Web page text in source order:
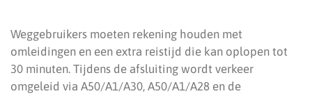
Weggebruikers moeten rekening houden met
omleidingen en een extra reistijd die kan oplopen tot
30 minuten. Tijdens de afsluiting wordt verkeer
omgeleid via A50/A1/A30, A50/A1/A28 en de